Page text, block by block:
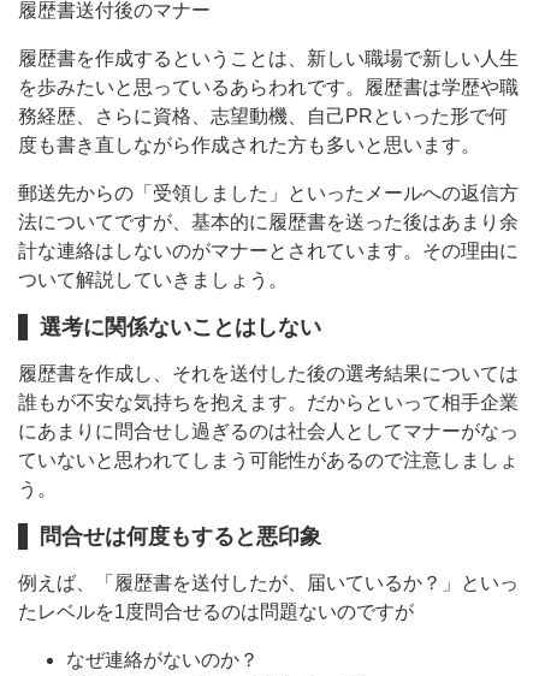
履歴書送付後のマナー
履歴書を作成するということは、新しい職場で新しい人生
を歩みたいと思っているあらわれです。履歴書は学歴や職
務経歴、さらに資格、志望動機、自己PRといった形で何
度も書き直しながら作成された方も多いと思います。
郵送先からの「受領しました」といったメールへの返信方
法についてですが、基本的に履歴書を送った後はあまり余
計な連絡はしないのがマナーとされています。その理由に
ついて解説していきましょう。
選考に関係ないことはしない
履歴書を作成し、それを送付した後の選考結果については
誰もが不安な気持ちを抱えます。だからといって相手企業
にあまりに問合せし過ぎるのは社会人としてマナーがなっ
ていないと思われてしまう可能性があるので注意しましょ
う。
問合せは何度もすると悪印象
例えば、「履歴書を送付したが、届いているか？」といっ
たレベルを1度問合せるのは問題ないのですが
なぜ連絡がないのか？